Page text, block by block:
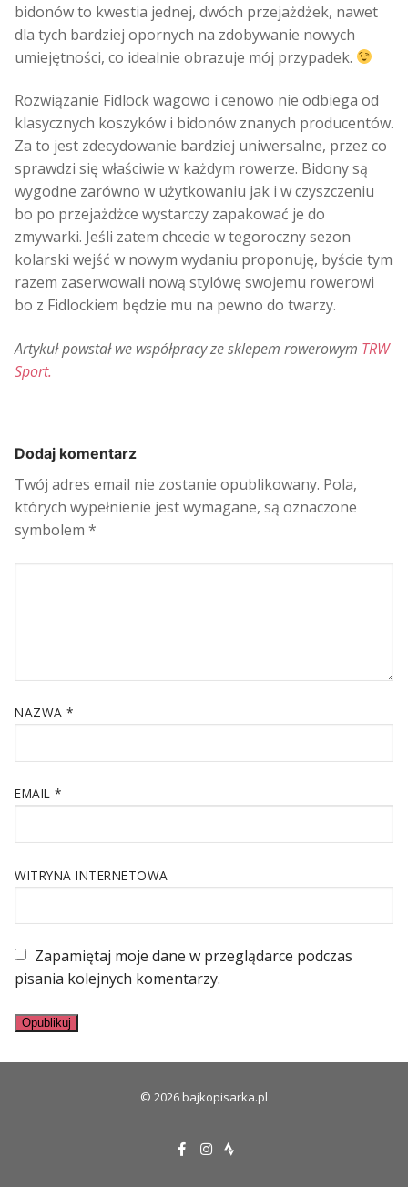
bidonów to kwestia jednej, dwóch przejażdżek, nawet
dla tych bardziej opornych na zdobywanie nowych
umiejętności, co idealnie obrazuje mój przypadek.
Rozwiązanie Fidlock wagowo i cenowo nie odbiega od
klasycznych koszyków i bidonów znanych producentów.
Za to jest zdecydowanie bardziej uniwersalne, przez co
sprawdzi się właściwie w każdym rowerze. Bidony są
wygodne zarówno w użytkowaniu jak i w czyszczeniu
bo po przejażdżce wystarczy zapakować je do
zmywarki. Jeśli zatem chcecie w tegoroczny sezon
kolarski wejść w nowym wydaniu proponuję, byście tym
razem zaserwowali nową stylówę swojemu rowerowi
bo z Fidlockiem będzie mu na pewno do twarzy.
Artykuł powstał we współpracy ze sklepem rowerowym TRW
Sport.
Dodaj komentarz
Twój adres email nie zostanie opublikowany. Pola,
których wypełnienie jest wymagane, są oznaczone
symbolem *
NAZWA *
EMAIL *
WITRYNA INTERNETOWA
Zapamiętaj moje dane w przeglądarce podczas
pisania kolejnych komentarzy.
© 2026 bajkopisarka.pl